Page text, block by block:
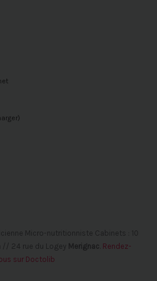
Micro-nutritionniste Cabinets : 10
// 24 rue du Logey Merignac Rendez-
sur Doctolib